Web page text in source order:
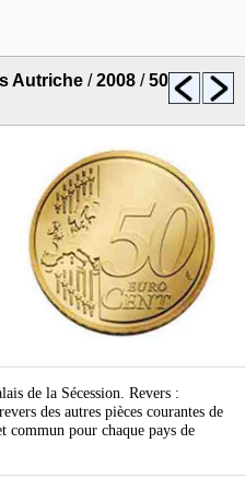
Autriche /2008 /50
de la Sécession. Revers :
des autres pièces courantes de
commun pour chaque pays de